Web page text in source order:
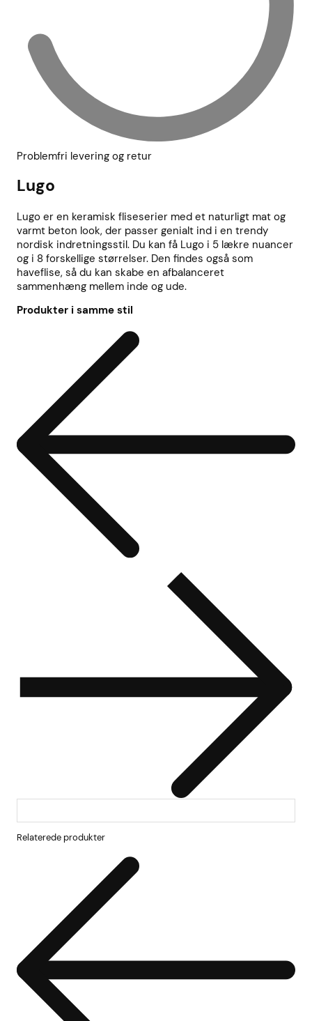
Problemfri levering og retur
Lugo
Lugo er en keramisk fliseserier med et naturligt mat og
varmt beton look, der passer genialt ind i en trendy
nordisk indretningsstil. Du kan få Lugo i 5 lækre nuancer
og i 8 forskellige størrelser. Den findes også som
haveflise, så du kan skabe en afbalanceret
sammenhæng mellem inde og ude.
Produkter i samme stil
Relaterede produkter